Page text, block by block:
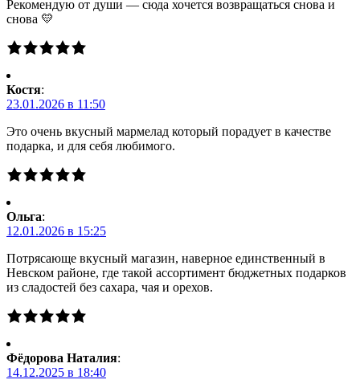
Рекомендую от души — сюда хочется возвращаться снова и
снова 💛
Костя:
23.01.2026 в 11:50
Это очень вкусный мармелад который порадует в качестве
подарка, и для себя любимого.
Ольга:
12.01.2026 в 15:25
Потрясающе вкусный магазин, наверное единственный в
Невском районе, где такой ассортимент бюджетных подарков
из сладостей без сахара, чая и орехов.
Фёдорова Наталия:
14.12.2025 в 18:40